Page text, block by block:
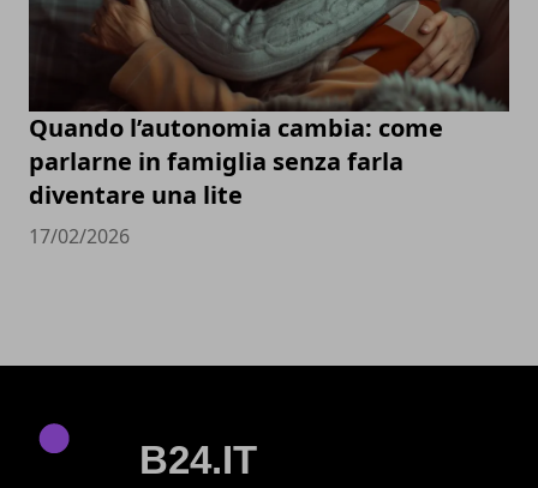
Quando l’autonomia cambia: come
parlarne in famiglia senza farla
diventare una lite
17/02/2026